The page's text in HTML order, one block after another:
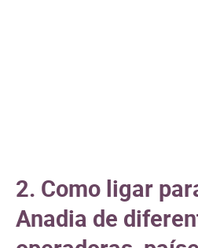
2. Como ligar
Anadia de